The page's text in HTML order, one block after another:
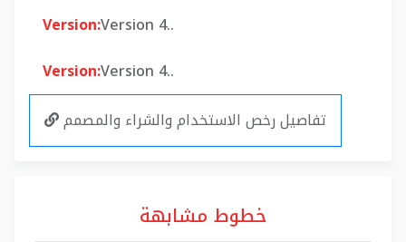
Version:Version 4..
Version:Version 4..
تفاصيل رخص الاستخدام والشراء والمصمم
خطوط مشابهة